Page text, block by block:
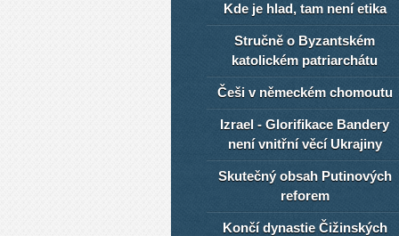
Kde je hlad, tam není etika
Stručně o Byzantském
katolickém patriarchátu
Češi v německém chomoutu
Izrael - Glorifikace Bandery
není vnitřní věcí Ukrajiny
Skutečný obsah Putinových
reforem
Končí dynastie Čižinských